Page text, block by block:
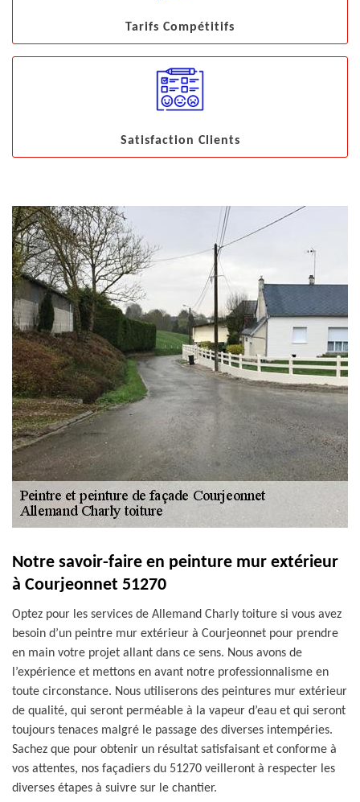
Tarifs Compétitifs
Satisfaction Clients
Notre savoir-faire en peinture mur extérieur
à Courjeonnet 51270
Optez pour les services de Allemand Charly toiture si vous avez
besoin d’un peintre mur extérieur à Courjeonnet pour prendre
en main votre projet allant dans ce sens. Nous avons de
l’expérience et mettons en avant notre professionnalisme en
toute circonstance. Nous utiliserons des peintures mur extérieur
de qualité, qui seront perméable à la vapeur d’eau et qui seront
toujours tenaces malgré le passage des diverses intempéries.
Sachez que pour obtenir un résultat satisfaisant et conforme à
vos attentes, nos façadiers du 51270 veilleront à respecter les
diverses étapes à suivre sur le chantier.